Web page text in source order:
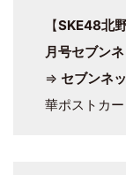
【SKE48北
月号セブン
⇒ セブンネ
華ポストカ